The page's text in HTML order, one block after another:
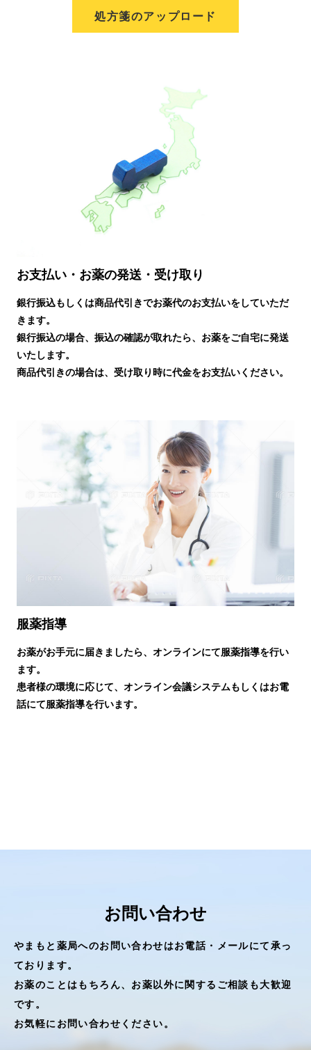
処方箋のアップロード
お支払い・お薬の発送・受け取り
銀行振込もしくは商品代引きでお薬代のお支払いをしていただ
きます。
銀行振込の場合、振込の確認が取れたら、お薬をご自宅に発送
いたします。
商品代引きの場合は、受け取り時に代金をお支払いください。
服薬指導
お薬がお手元に届きましたら、オンラインにて服薬指導を行い
ます。
患者様の環境に応じて、オンライン会議システムもしくはお電
話にて服薬指導を行います。
お問い合わせ
やまもと薬局へのお問い合わせはお電話・メールにて承っ
ております。
お薬のことはもちろん、お薬以外に関するご相談も大歓迎
です。
お気軽にお問い合わせください。